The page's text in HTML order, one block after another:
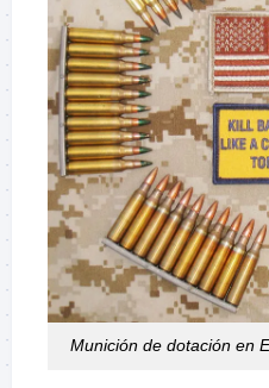
Munición de dotación en